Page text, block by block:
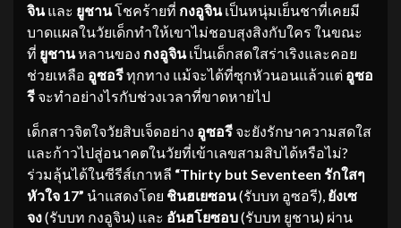
จินและ ยูชานโชคร้ายที่ กงอูจินเป็นหนุ่มเย็นชาที่เคยมี
บาดแผลในวัยเด็กทำให้เขาไม่ชอบสุงสิงกับใคร ในขณะ
ที่ ยูชานหลานของ กงอูจินเป็นเด็กสดใสร่าเริงและคอย
ช่วยเหลือ อูซอรีทุกทาง แม้จะได้ที่ซุกหัวนอนแล้วแต่ อูซอ
รี จะทำอย่างไรกับช่วงเวลาที่ขาดหายไป
เด็กสาวจิตใจวัยสิบเจ็ดอย่าง อูซอรี จะยังรักษาความสดใส
และก้าวไปสู่อนาคตในวัยที่เข้าเลขสามสิบได้หรือไม่?
ร่วมลุ้นได้ในซีรีส์เกาหลี “Thirty but Seventeen รักใสๆ
หัวใจ 17” นำแสดงโดย ชินฮเยซอน(รับบท อูซอรี), ยังเซ
จง(รับบท กงอูจิน) และ อันฮโยซอบ(รับบท ยูชาน) ผ่าน